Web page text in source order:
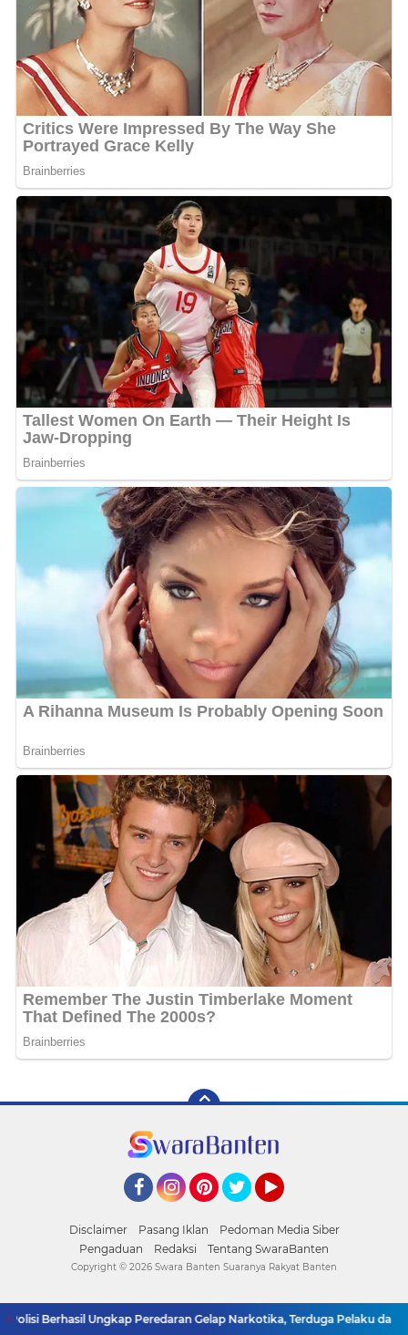
Disclaimer Pasang Iklan
Pedoman Media Siber
Pengaduan
Redaksi Tentang SwaraBanten
Berhasil Ungkap Peredaran Gelap Narkotika, Terduga Pelaku dan
Copyright © 2026 Swara Banten Suaranya Rakyat Banten